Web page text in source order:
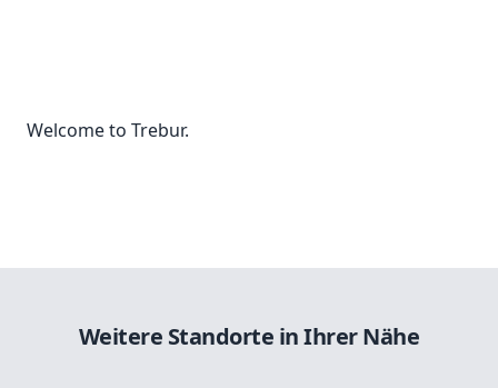
Welcome to Trebur.
Weitere Standorte in Ihrer Nähe